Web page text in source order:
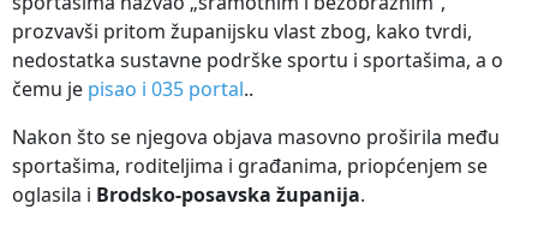
prozvavši pritom županijsku vlast zbog, kako tvrdi,
nedostatka sustavne podrške sportu i sportašima, a o
čemu je pisao i 035 portal..
Nakon što se njegova objava masovno proširila među
sportašima, roditeljima i građanima, priopćenjem se
oglasila i Brodsko-posavska županija.